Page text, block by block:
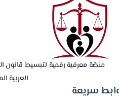
منصّة معرفية رقمية لتبسيط قانون
العربية
سريعة